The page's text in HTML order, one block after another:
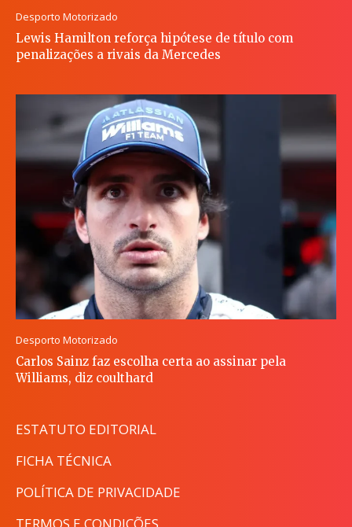
Desporto Motorizado
Lewis Hamilton reforça hipótese de título com
penalizações a rivais da Mercedes
Desporto Motorizado
Carlos Sainz faz escolha certa ao assinar pela
Williams, diz coulthard
ESTATUTO EDITORIAL
FICHA TÉCNICA
POLÍTICA DE PRIVACIDADE
TERMOS E CONDIÇÕES